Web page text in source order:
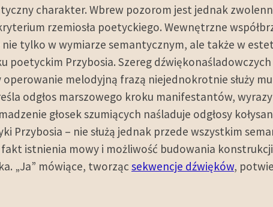
charakter. Wbrew pozorom jest jednak
rzemiosła poetyckiego. Wewnętrzne
tylko w wymiarze semantycznym, ale także w
poetyckim Przybosia. Szereg
melodyjną frazą niejednokrotnie służy
odgłos marszowego kroku manifestantów,
głosek szumiących naśladuje odgłosy
Przybosia – nie służą jednak przede wszystkim
istnienia mowy i możliwość budowania
„Ja” mówiące, tworzącsekwencje dźwięków,